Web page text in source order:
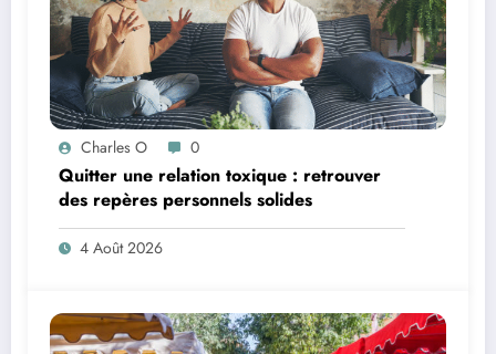
Charles O 0
Quitter une relation toxique : retrouver
des repères personnels solides
4 Août 2026